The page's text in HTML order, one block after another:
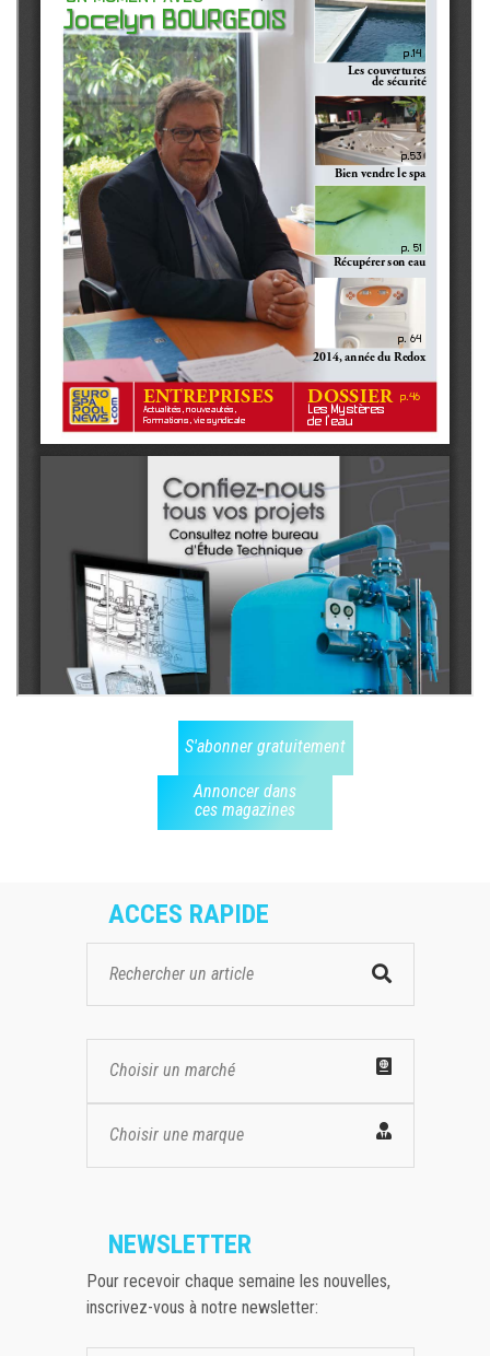
S'abonner gratuitement
Annoncer dans
ces magazines
ACCES RAPIDE
Choisir un marché
Choisir une marque
NEWSLETTER
Pour recevoir chaque semaine les nouvelles,
inscrivez-vous à notre newsletter: